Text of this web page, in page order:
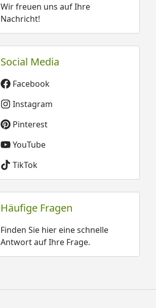
Wir freuen uns auf Ihre
Nachricht!
Social Media
Facebook
Instagram
Pinterest
YouTube
TikTok
Häufige Fragen
Finden Sie hier eine schnelle
Antwort auf Ihre Frage.